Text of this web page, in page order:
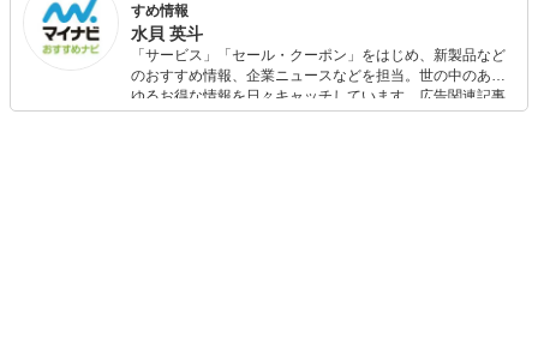
すめ情報
水貝 英斗
「サービス」「セール・クーポン」をはじめ、新製品など
のおすすめ情報、企業ニュースなどを担当。世の中のあら
ゆるお得な情報を日々キャッチしています。広告関連記事
の制作にも携わり、SEOの知見を活かし商品販促のプラン